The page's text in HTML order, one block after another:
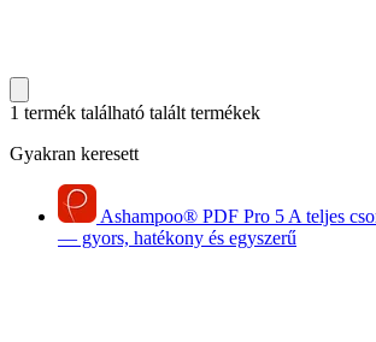
1 termék található talált termékek
Gyakran keresett
Ashampoo® PDF Pro 5 A teljes
— gyors, hatékony és egyszerű